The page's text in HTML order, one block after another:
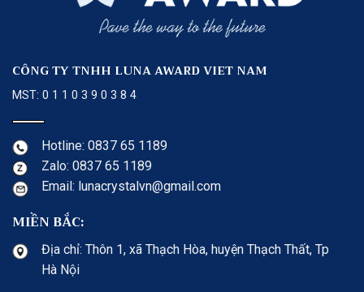
CÔNG TY TNHH LUNA AWARD VIET NAM
MST: 0 1 1 0 3 9 0 3 8 4
Hotline: 0837 65 1189
Zalo: 0837 65 1189
Email: lunacrystalvn@gmail.com
MIỀN BẮC:
Địa chỉ: Thôn 1, xã Thạch Hòa, huyện Thạch Thất, Tp
Hà Nội